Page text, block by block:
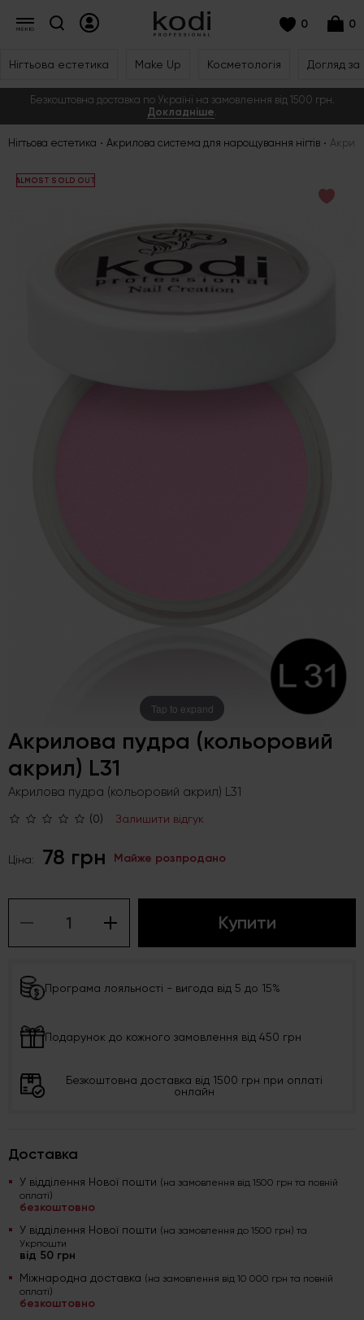
0 0
Нігтьова естетика Make Up Косметологія Догляд
Безкоштовна доставка по Україні на замовлення від 1500 грн.
Докладніше.
Нігтьова естетика Акрилова система для нарощування нігтів
ALMOST SOLD OUT
Tap to expand
Акрилова пудра (кольоровий
акрил) L31
Акрилова пудра (кольоровий акрил) L31
(0) Залишити відгук
Ціна: 78 грн Майже розпродано
Купити
Програма лояльності - вигода від 5 до 15%
Подарунок до кожного замовлення від 450 грн
Безкоштовна доставка від 1500 грн при оплаті
онлайн
Доставка
У відділення Нової пошти (на замовлення від 1500 грн та повній
оплаті)
безкоштовно
У відділення Нової пошти (на замовлення до 1500 грн) та
Укрпошти
від 50 грн
Міжнародна доставка (на замовлення від 10 000 грн та повній
оплаті)
безкоштовно